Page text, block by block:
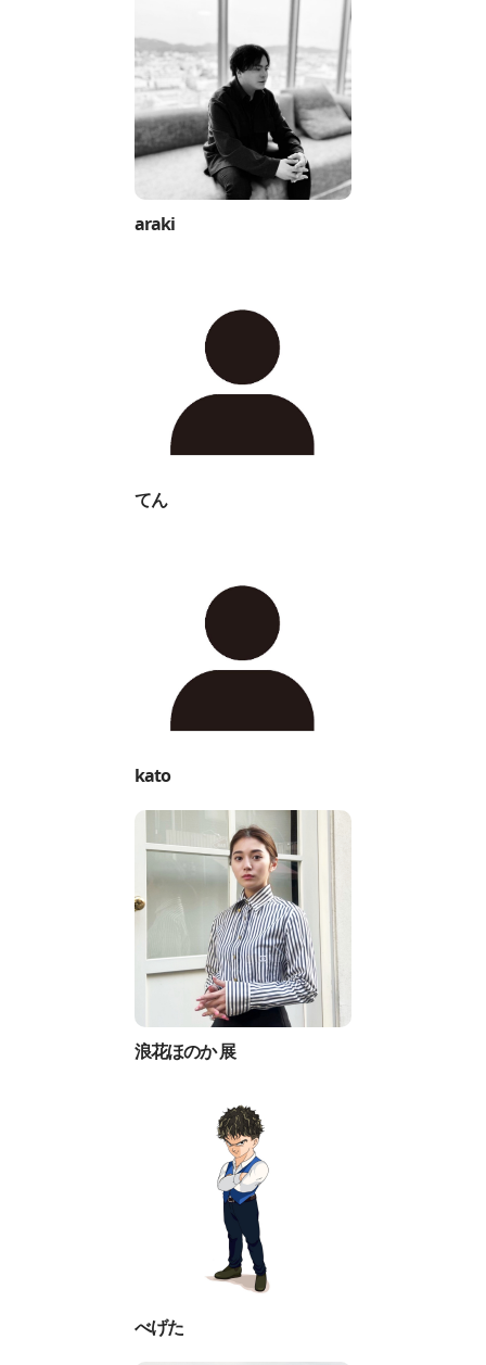
araki
てん
kato
浪花ほのか 展
べげた